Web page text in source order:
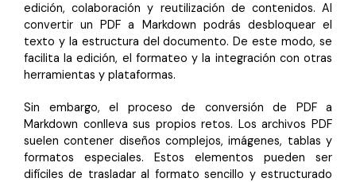
edición, colaboración y reutilización de contenidos. Al
convertir un PDF a Markdown podrás desbloquear el
texto y la estructura del documento. De este modo, se
facilita la edición, el formateo y la integración con otras
herramientas y plataformas.
Sin embargo, el proceso de conversión de PDF a
Markdown conlleva sus propios retos. Los archivos PDF
suelen contener diseños complejos, imágenes, tablas y
formatos especiales. Estos elementos pueden ser
difíciles de trasladar al formato sencillo y estructurado